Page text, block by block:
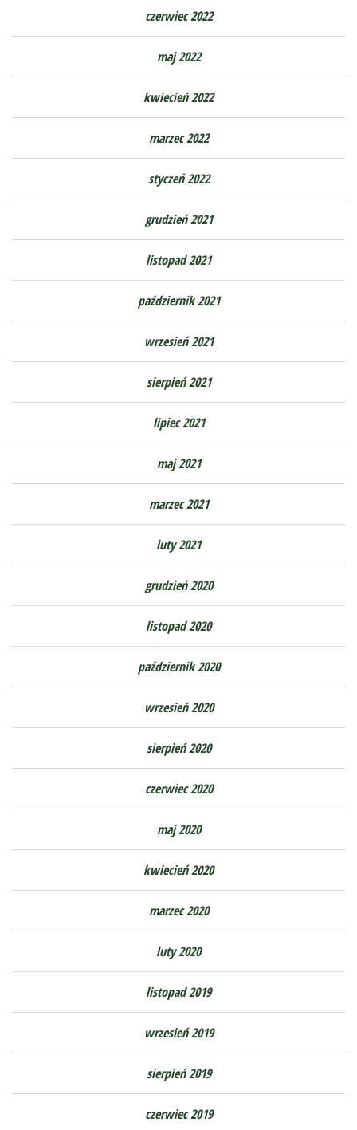
czerwiec 2022
maj 2022
kwiecień 2022
marzec 2022
styczeń 2022
grudzień 2021
listopad 2021
październik 2021
wrzesień 2021
sierpień 2021
lipiec 2021
maj 2021
marzec 2021
luty 2021
grudzień 2020
listopad 2020
październik 2020
wrzesień 2020
sierpień 2020
czerwiec 2020
maj 2020
kwiecień 2020
marzec 2020
luty 2020
listopad 2019
wrzesień 2019
sierpień 2019
czerwiec 2019